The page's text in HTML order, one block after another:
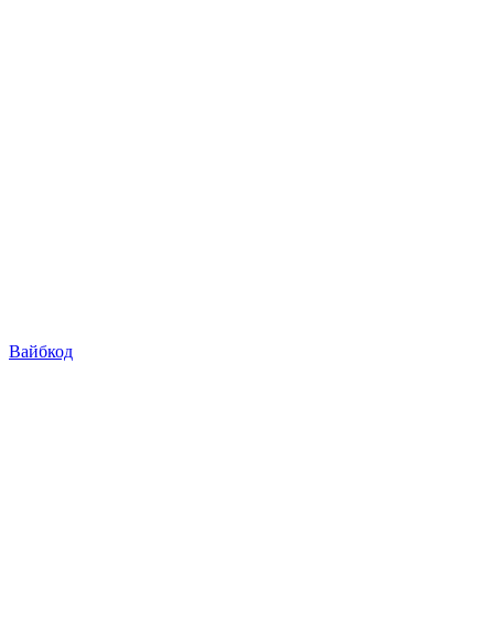
Вайбкод